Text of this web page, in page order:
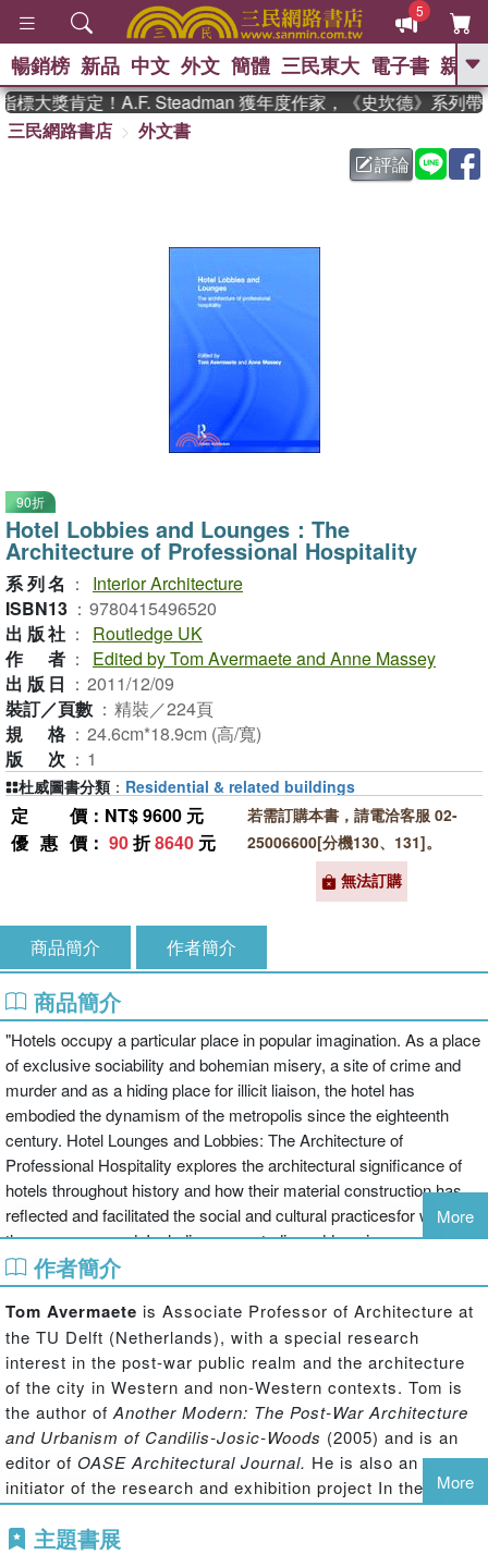
5
GO
父親節 、 花開錦
方念華 、 台灣的
群喵 、 臺灣漫遊錄
暢銷榜 新品 中文 外文 簡體 三民東大 電子書 親子
大獎肯定！A.F. Steadman 獲年度作家，《史坎德》系列帶
三民網路書店
外文書
評論
90折
Hotel Lobbies and Lounges：The
Architecture of Professional Hospitality
系列名 ：
Interior Architecture
ISBN13 ： 9780415496520
出版社 ：
Routledge UK
作者 ：
Edited by Tom Avermaete and Anne Massey
出版日 ： 2011/12/09
裝訂／頁數 ： 精裝／224頁
規格 ： 24.6cm*18.9cm (高/寬)
版次 ： 1
定價 ：NT$ 9600 元
優惠價 ： 90折8640 元
若需訂購本書，請電洽客服 02-
25006600[分機130、131]。
無法訂購
杜威圖書分類 ： Residential & related buildings
商品簡介 作者簡介
商品簡介
"Hotels occupy a particular place in popular imagination. As a place
of exclusive sociability and bohemian misery, a site of crime and
murder and as a hiding place for illicit liaison, the hotel has
embodied the dynamism of the metropolis since the eighteenth
century. Hotel Lounges and Lobbies: The Architecture of
Professional Hospitality explores the architectural significance of
hotels throughout history and how their material construction has
reflected and facilitated the social and cultural practicesfor which
they are renowned. Including case studies addressing
contemporary developments in hotel planning and design, and
illustrated throughout, this volume is an innovative and insightful
contribution to architectural and interior design literature"--
More
作者簡介
Tom Avermaete is Associate Professor of Architecture at
the TU Delft (Netherlands), with a special research
interest in the post-war public realm and the architecture
of the city in Western and non-Western contexts. Tom is
the author of Another Modern: The Post-War Architecture
and Urbanism of Candilis-Josic-Woods (2005) and is an
editor of OASE Architectural Journal. He is also an
initiator of the research and exhibition project In the
Desert of Modernity: Colonial Planning and After (Berlin,
2008; Casablanca, 2009; Marseille, 2013).
More
主題書展